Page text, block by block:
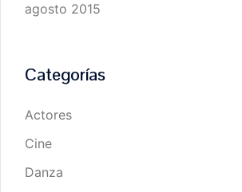
agosto 2015
Categorías
Actores
Cine
Danza